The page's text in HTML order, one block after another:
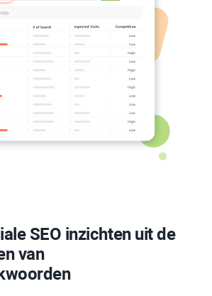
SEO inzichten uit de
van